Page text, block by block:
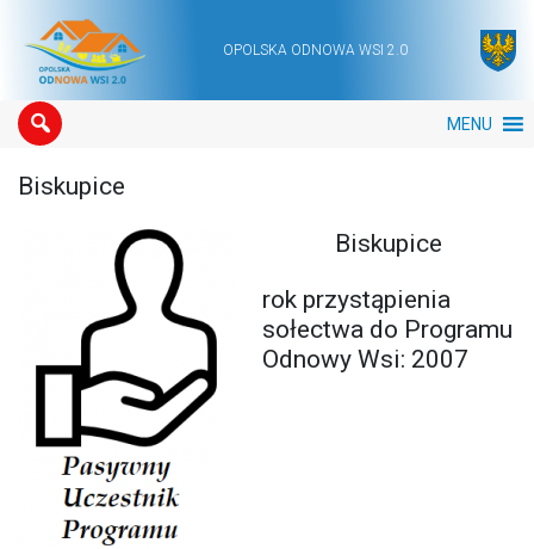
Main NavigationOPOLSKA ODNOWA WSI 2.0
MENU
Biskupice
Biskupice
rok przystąpienia
sołectwa do Programu
Odnowy Wsi: 2007